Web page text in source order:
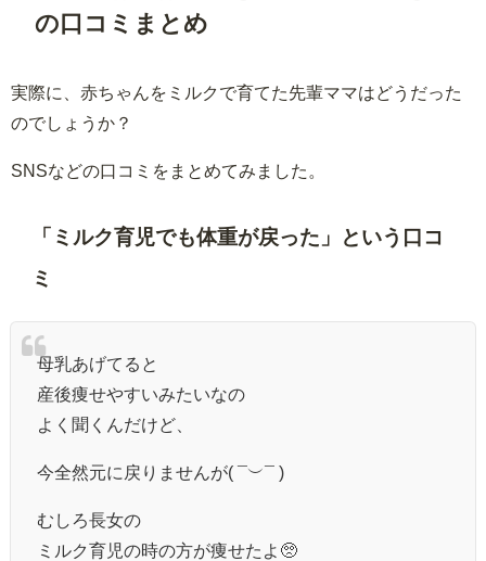
の口コミまとめ
実際に、赤ちゃんをミルクで育てた先輩ママはどうだった
のでしょうか？
SNSなどの口コミをまとめてみました。
「ミルク育児でも体重が戻った」という口コ
ミ
母乳あげてると
産後痩せやすいみたいなの
よく聞くんだけど、
今全然元に戻りませんが( ¯︶¯ )
むしろ長女の
ミルク育児の時の方が痩せたよ🥺